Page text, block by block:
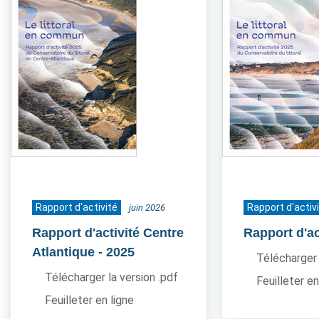
Rapport d'activité juin 2026
Rapport d'activité Centre
Atlantique - 2025
Télécharger la version .pdf
Feuilleter en ligne
Rapport
Rapport
Feuilleter